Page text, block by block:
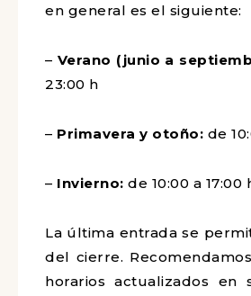
en general es el siguiente:
– Verano (junio a
23:00 h
– Primavera y otoño: de
– Invierno: de 10:00 a 17:00
La última entrada se
del cierre.
horarios actualizados en